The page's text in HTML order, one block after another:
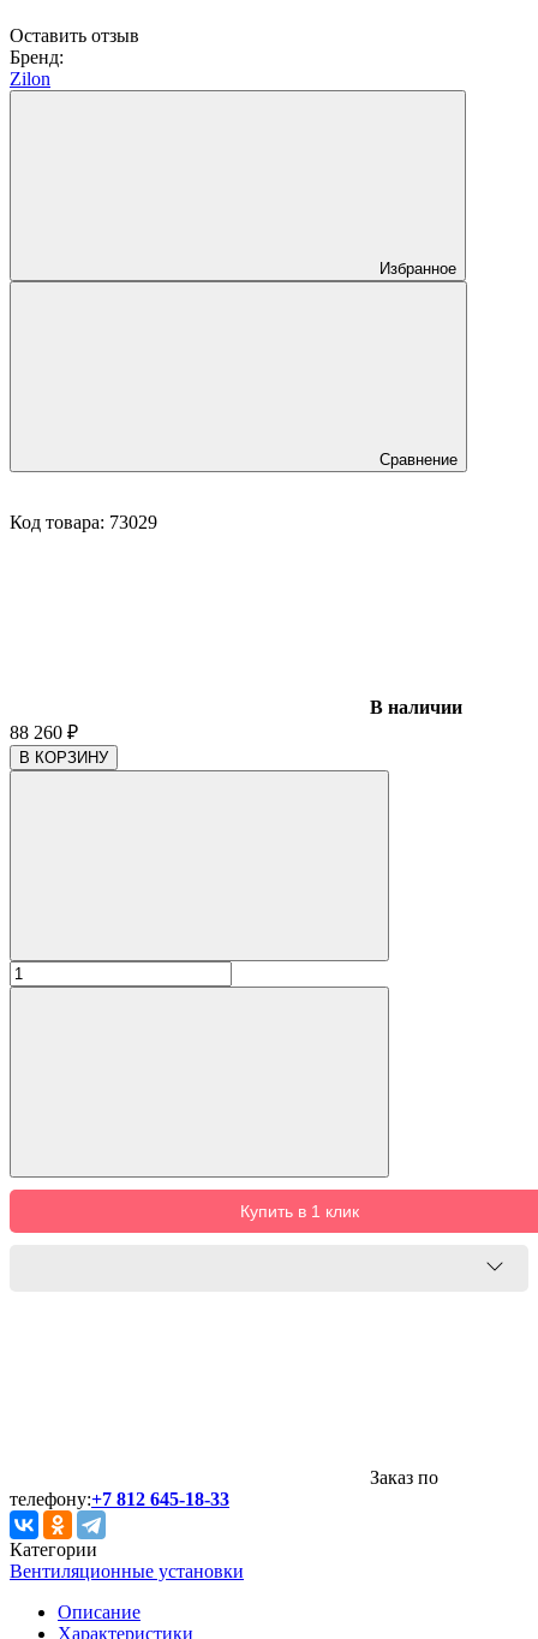
Оставить отзыв
Бренд:
Zilon
Избранное
Сравнение
Код товара: 73029
В наличии
88 260 ₽
В КОРЗИНУ
Купить в 1 клик
Заказ по
телефону:+7 812 645-18-33
Категории
Вентиляционные установки
Описание
Характеристики